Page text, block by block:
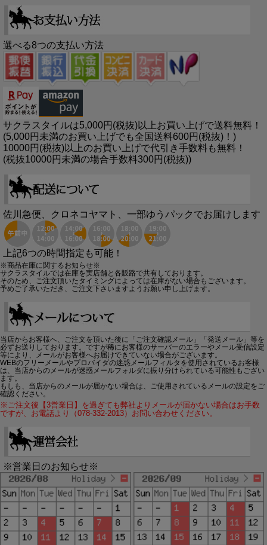
選べる8つの支払い方法
サクラスタイルは5,000円(税抜)以上お買い上げで送料無料！
(5,000円未満のお買い上げでも全国送料600円(税抜)！)
10000円(税抜)以上のお買い上げで代引き手数料も無料！
(税抜10000円未満の場合手数料300円(税抜))
佐川急便、クロネコヤマト、一部ゆうパックでお届けします
上記6つの時間指定も可能！
※商品在庫に関するお知らせ※
サクラスタイルでは在庫を実店舗と各販路で共有しております。
そのため、ご注文頂いたタイミングによっては在庫がない場合もございます。
予めご了承いただき、ご注文下さいますようお願い申し上げます。
当店からお客様へ、ご注文を頂いた後に「ご注文確認メール」「発送メール」等を
必ずお送りしております。ですが稀にお客様のサーバーのエラーやメール受信設定
等により、メールがお客様へお届けできていない場合がございます。
WEBのフリーメールやプロバイダの迷惑メールフィルタを使用されているお客様
は、当店からのメールが迷惑メールフォルダに振り分けられている可能性もござい
ます。
もしも、当店からのメールが届かない場合は、ご使用されているメールの設定をご
確認ください。
※ご注文後【3営業日】を過ぎても弊社よりメールが届かない場合はお手数
ですが、お電話より（078-332-2013）お問い合わせください。
※営業日のお知らせ※